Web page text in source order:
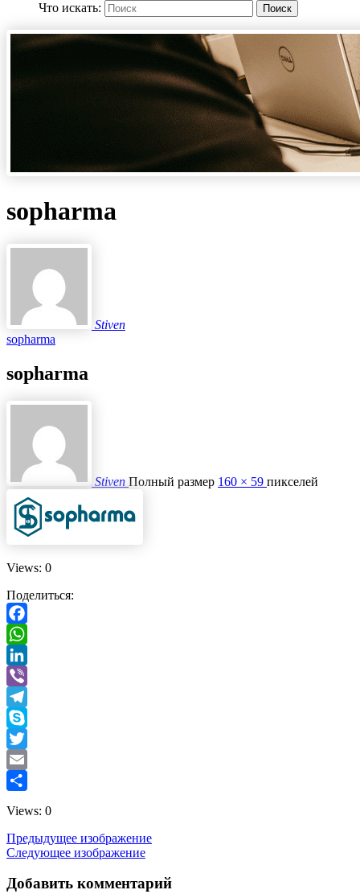
Что искать:
Поиск
sopharma
Stiven
sopharma
sopharma
Stiven Полный размер 160 × 59 пикселей
Views: 0
Поделиться:
Facebook
WhatsApp
LinkedIn
Viber
Telegram
Skype
Twitter
Email
Views: 0
Предыдущее изображение
Следующее изображение
Добавить комментарий